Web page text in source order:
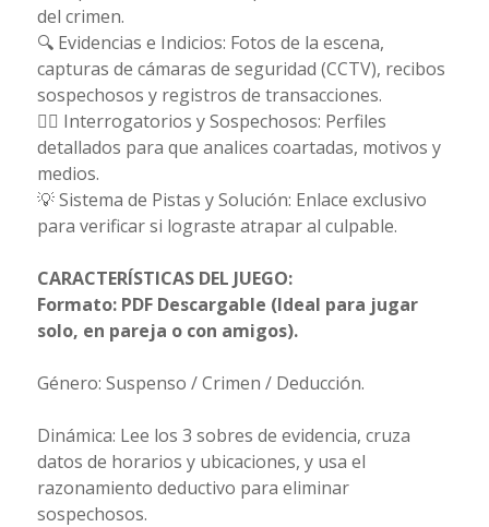
del crimen.
🔍 Evidencias e Indicios: Fotos de la escena,
capturas de cámaras de seguridad (CCTV), recibos
sospechosos y registros de transacciones.
🕵️‍♀️ Interrogatorios y Sospechosos: Perfiles
detallados para que analices coartadas, motivos y
medios.
💡 Sistema de Pistas y Solución: Enlace exclusivo
para verificar si lograste atrapar al culpable.
CARACTERÍSTICAS DEL JUEGO:
Formato: PDF Descargable (Ideal para jugar
solo, en pareja o con amigos).
Género: Suspenso / Crimen / Deducción.
Dinámica: Lee los 3 sobres de evidencia, cruza
datos de horarios y ubicaciones, y usa el
razonamiento deductivo para eliminar
sospechosos.